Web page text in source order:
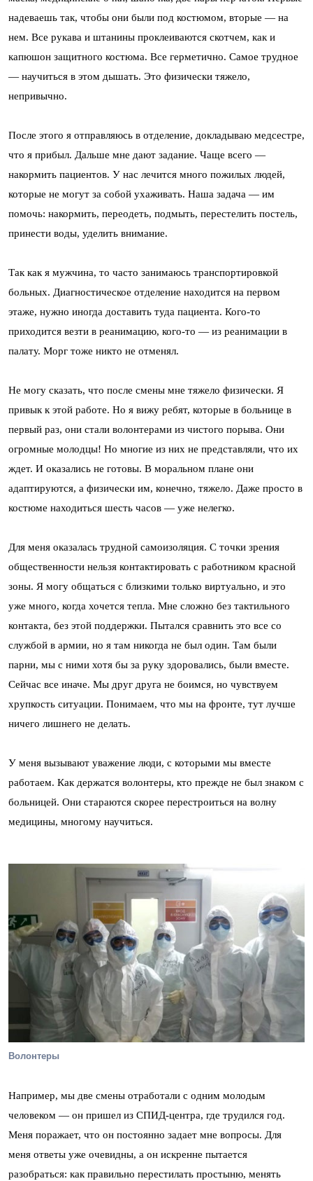
надеваешь так, чтобы они были под костюмом, вторые — на
нем. Все рукава и штанины проклеиваются скотчем, как и
капюшон защитного костюма. Все герметично. Самое трудное
— научиться в этом дышать. Это физически тяжело,
непривычно.
После этого я отправляюсь в отделение, докладываю медсестре,
что я прибыл. Дальше мне дают задание. Чаще всего —
накормить пациентов. У нас лечится много пожилых людей,
которые не могут за собой ухаживать. Наша задача — им
помочь: накормить, переодеть, подмыть, перестелить постель,
принести воды, уделить внимание.
Так как я мужчина, то часто занимаюсь транспортировкой
больных. Диагностическое отделение находится на первом
этаже, нужно иногда доставить туда пациента. Кого-то
приходится везти в реанимацию, кого-то — из реанимации в
палату. Морг тоже никто не отменял.
Не могу сказать, что после смены мне тяжело физически. Я
привык к этой работе. Но я вижу ребят, которые в больнице в
первый раз, они стали волонтерами из чистого порыва. Они
огромные молодцы! Но многие из них не представляли, что их
ждет. И оказались не готовы. В моральном плане они
адаптируются, а физически им, конечно, тяжело. Даже просто в
костюме находиться шесть часов — уже нелегко.
Для меня оказалась трудной самоизоляция. С точки зрения
общественности нельзя контактировать с работником красной
зоны. Я могу общаться с близкими только виртуально, и это
уже много, когда хочется тепла. Мне сложно без тактильного
контакта, без этой поддержки. Пытался сравнить это все со
службой в армии, но я там никогда не был один. Там были
парни, мы с ними хотя бы за руку здоровались, были вместе.
Сейчас все иначе. Мы друг друга не боимся, но чувствуем
хрупкость ситуации. Понимаем, что мы на фронте, тут лучше
ничего лишнего не делать.
У меня вызывают уважение люди, с которыми мы вместе
работаем. Как держатся волонтеры, кто прежде не был знаком с
больницей. Они стараются скорее перестроиться на волну
медицины, многому научиться.
Волонтеры
Например, мы две смены отработали с одним молодым
человеком — он пришел из СПИД-центра, где трудился год.
Меня поражает, что он постоянно задает мне вопросы. Для
меня ответы уже очевидны, а он искренне пытается
разобраться: как правильно перестилать простыню, менять